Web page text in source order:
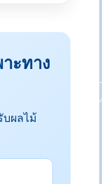
ะทาง
บผลไม้